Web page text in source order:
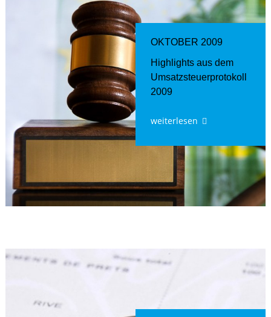
OKTOBER 2009
Highlights aus dem
Umsatzsteuerprotokoll
2009
weiterlesen